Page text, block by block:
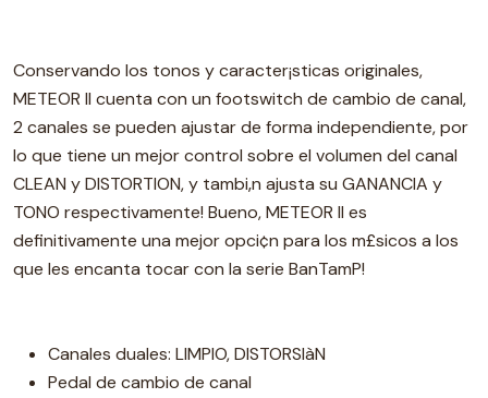
Conservando los tonos y caracter¡sticas originales,
METEOR II cuenta con un footswitch de cambio de canal,
2 canales se pueden ajustar de forma independiente, por
lo que tiene un mejor control sobre el volumen del canal
CLEAN y DISTORTION, ­y tambi‚n ajusta su GANANCIA y
TONO respectivamente! ­Bueno, METEOR II es
definitivamente una mejor opci¢n para los m£sicos a los
que les encanta tocar con la serie BanTamP!
Canales duales: LIMPIO, DISTORSIàN
Pedal de cambio de canal